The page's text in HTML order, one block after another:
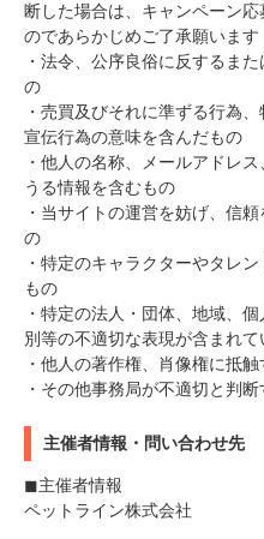
断した場合は、キャンペーン
のであらかじめご了承願います
・法令、公序良俗に反するま
の
・売買及びそれに準ずる行為
宣伝行為の意味を含んだもの
・他人の名称、メールアドレ
うる情報を含むもの
・当サイトの運営を妨げ、信
の
・特定のキャラクターやタレ
もの
・特定の法人・団体、地域、
別等の不適切な表現が含まれて
・他人の著作権、肖像権に抵
・その他事務局が不適切と判
主催者情報・問い合わせ先
◼︎主催者情報
ペットライン株式会社